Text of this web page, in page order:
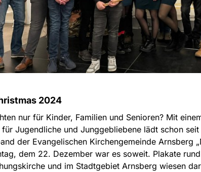
2024
nur für Kinder, Familien und Senioren? Mit
Jugendliche und Junggebliebene lädt schon
der Evangelischen Kirchengemeinde Arnsberg
dem 22. Dezember war es soweit. Plakate
und im Stadtgebiet Arnsberg wiesen